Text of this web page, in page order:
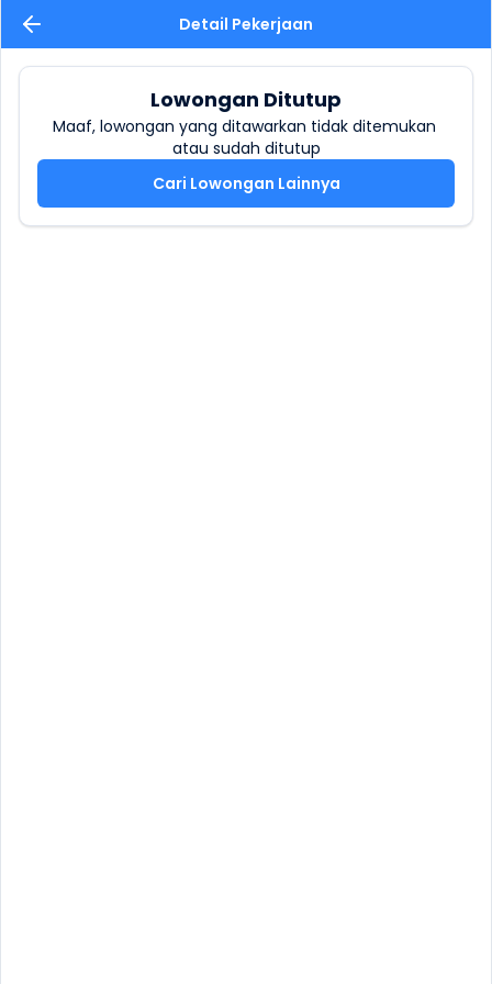
Detail Pekerjaan
Lowongan Ditutup
Maaf, lowongan yang ditawarkan tidak ditemukan
atau sudah ditutup
Cari Lowongan Lainnya